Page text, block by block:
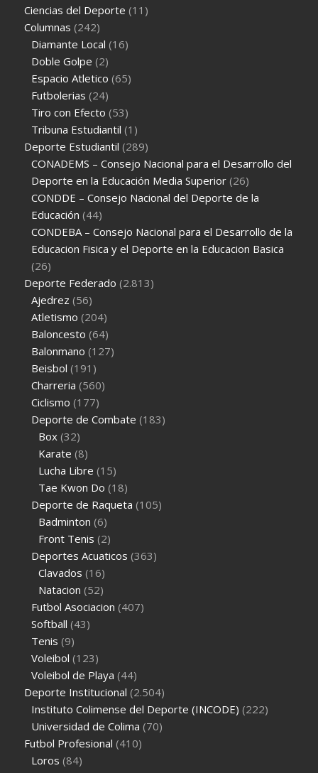
Ciencias del Deporte (11)
Columnas (242)
Diamante Local (16)
Doble Golpe (2)
Espacio Atletico (65)
Futbolerias (24)
Tiro con Efecto (53)
Tribuna Estudiantil (1)
Deporte Estudiantil (289)
CONADEMS – Consejo Nacional para el Desarrollo del
Deporte en la Educación Media Superior (26)
CONDDE – Consejo Nacional del Deporte de la
Educación (44)
CONDEBA – Consejo Nacional para el Desarrollo de la
Educacion Fisica y el Deporte en la Educacion Basica
(26)
Deporte Federado (2.813)
Ajedrez (56)
Atletismo (204)
Baloncesto (64)
Balonmano (127)
Beisbol (191)
Charreria (560)
Ciclismo (177)
Deporte de Combate (183)
Box (32)
Karate (8)
Lucha Libre (15)
Tae Kwon Do (18)
Deporte de Raqueta (105)
Badminton (6)
Front Tenis (2)
Deportes Acuaticos (363)
Clavados (16)
Natacion (52)
Futbol Asociacion (407)
Softball (43)
Tenis (9)
Voleibol (123)
Voleibol de Playa (44)
Deporte Institucional (2.504)
Instituto Colimense del Deporte (INCODE) (222)
Universidad de Colima (70)
Futbol Profesional (410)
Loros (84)